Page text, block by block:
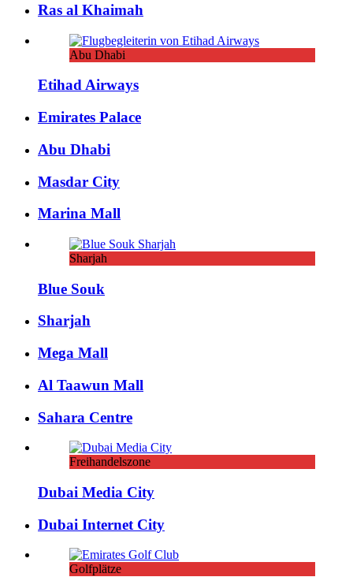
Ras al Khaimah
Abu Dhabi
Etihad Airways
Emirates Palace
Abu Dhabi
Masdar City
Marina Mall
Sharjah
Blue Souk
Sharjah
Mega Mall
Al Taawun Mall
Sahara Centre
Freihandelszone
Dubai Media City
Dubai Internet City
Golfplätze